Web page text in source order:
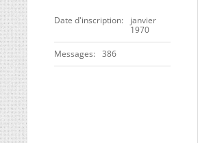
Date d'inscription
janvier
1970
Messages 386